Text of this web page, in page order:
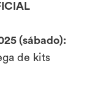
(sábado):
de kits